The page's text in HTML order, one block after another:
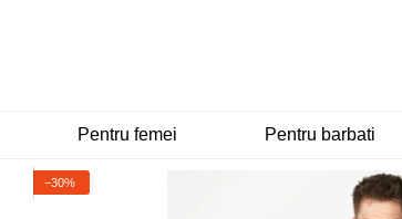
Pentru femei Pentru barbati
−30%